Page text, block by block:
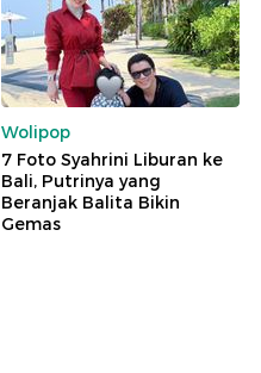
Wolipop
7 Foto Syahrini Liburan ke
Bali, Putrinya yang
Beranjak Balita Bikin
Gemas